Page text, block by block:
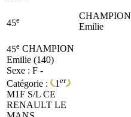
45e
CHAMPION
Emilie
45e CHAMPION
Emilie (140)
Sexe : F -
Catégorie :
1 er
M1F S/L CE
RENAULT LE